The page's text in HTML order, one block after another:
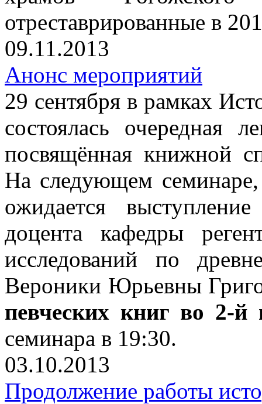
отреставрированные в
09.11.2013
Анонс мероприятий
29 сентября в рамках
состоялась очередная
посвящённая книжной
На следующем семинаре,
ожидается выступление
доцента кафедры
исследований по
Вероники Юрьевны
певческих книг во 2-
семинара в 19:30.
03.10.2013
Продолжение работы